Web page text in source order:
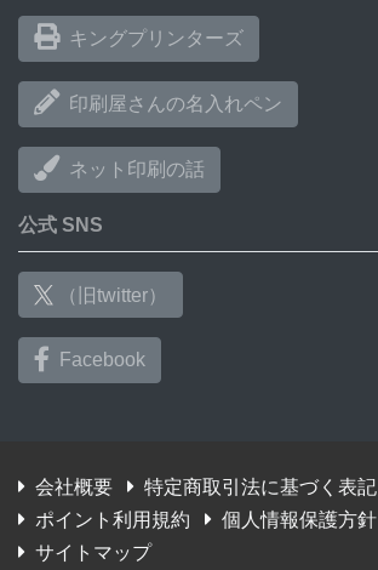
キングプリンターズ
印刷屋さんの名入れペン
ネット印刷の話
公式 SNS
（旧twitter）
Facebook
会社概要 特定商取引法に基づく表記
ポイント利用規約
個人情報保護方針
サイトマップ